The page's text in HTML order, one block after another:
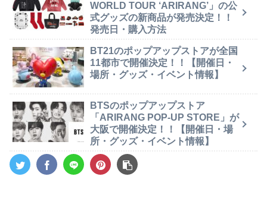
WORLD TOUR ‘ARIRANG’」の公
式グッズの新商品が発売決定！！
発売日・購入方法
BT21のポップアップストアが全国
11都市で開催決定！！【開催日・
場所・グッズ・イベント情報】
BTSのポップアップストア
「ARIRANG POP-UP STORE」が
大阪で開催決定！！【開催日・場
所・グッズ・イベント情報】